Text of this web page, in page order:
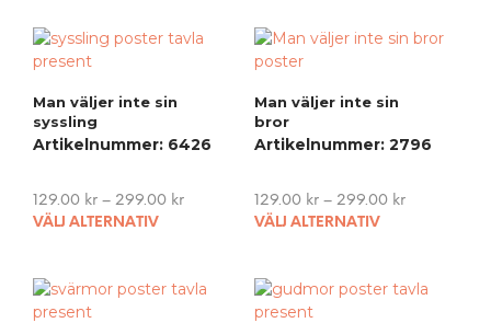
Man väljer inte sin
syssling
Artikelnummer: 6426
129.00 kr – 299.00 kr
VÄLJ ALTERNATIV
This
multiple
variants.
Man väljer inte sin
bror
Artikelnummer: 2796
129.00 kr– 299.00 kr
VÄLJ ALTERNATIV